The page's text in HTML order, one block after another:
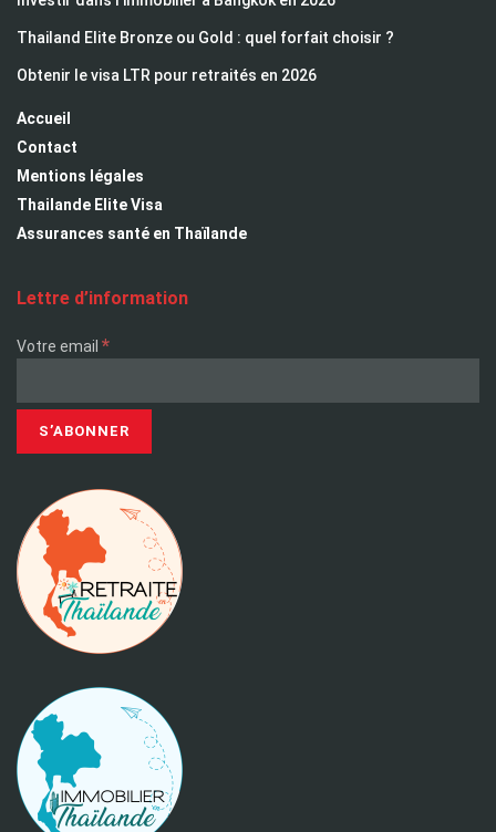
Thailand Elite Bronze ou Gold : quel forfait choisir ?
Obtenir le visa LTR pour retraités en 2026
Accueil
Contact
Mentions légales
Thailande Elite Visa
Assurances santé en Thaïlande
Lettre d’information
Votre email *